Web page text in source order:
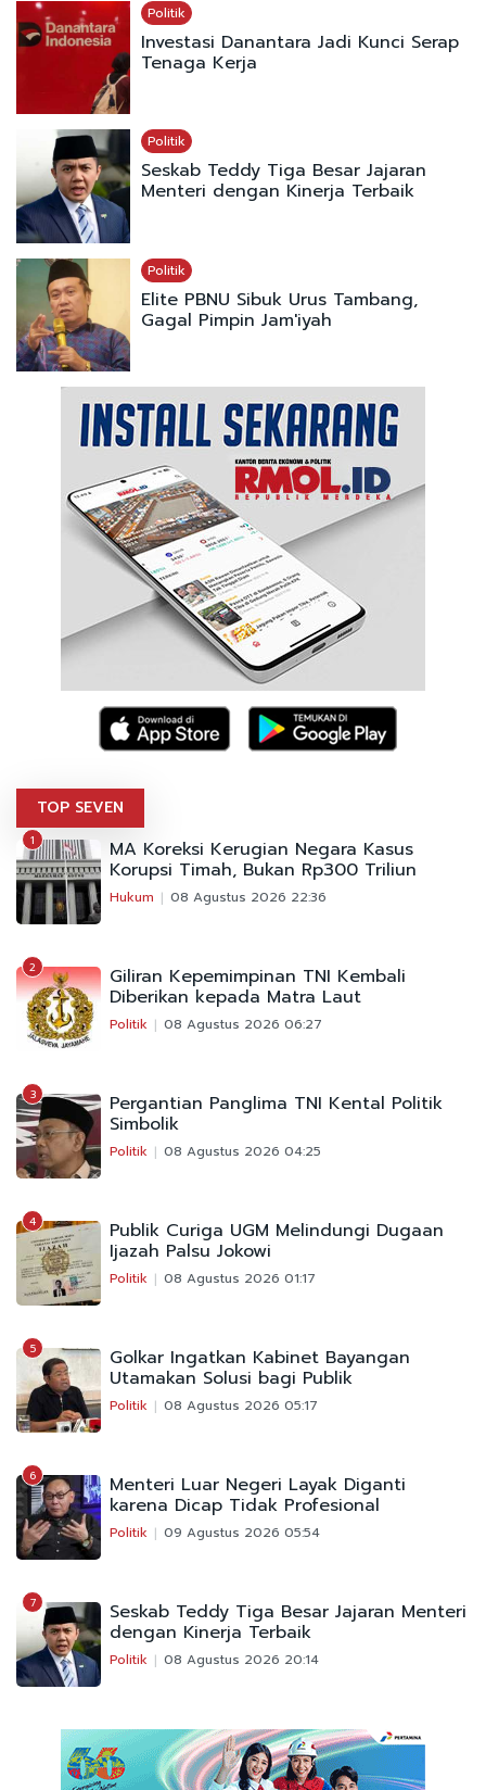
Politik
Investasi Danantara Jadi Kunci Serap
Tenaga Kerja
Politik
Seskab Teddy Tiga Besar Jajaran
Menteri dengan Kinerja Terbaik
Politik
Elite PBNU Sibuk Urus Tambang,
Gagal Pimpin Jam'iyah
TOP SEVEN
1 MA Koreksi Kerugian Negara Kasus
Korupsi Timah, Bukan Rp300 Triliun
Hukum 08 Agustus 2026 22:36
2 Giliran Kepemimpinan TNI Kembali
Diberikan kepada Matra Laut
Politik 08 Agustus 2026 06:27
3 Pergantian Panglima TNI Kental Politik
Simbolik
Politik 08 Agustus 2026 04:25
4 Publik Curiga UGM Melindungi Dugaan
Ijazah Palsu Jokowi
Politik 08 Agustus 2026 01:17
5 Golkar Ingatkan Kabinet Bayangan
Utamakan Solusi bagi Publik
Politik 08 Agustus 2026 05:17
6 Menteri Luar Negeri Layak Diganti
karena Dicap Tidak Profesional
Politik 09 Agustus 2026 05:54
7 Seskab Teddy Tiga Besar Jajaran Menteri
dengan Kinerja Terbaik
Politik 08 Agustus 2026 20:14